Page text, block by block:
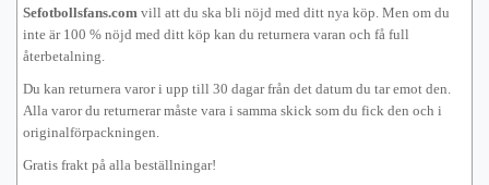
Sefotbollsfans.com vill att du ska bli nöjd med ditt nya köp. Men om du
inte är 100 % nöjd med ditt köp kan du returnera varan och få full
återbetalning.
Du kan returnera varor i upp till 30 dagar från det datum du tar emot den.
Alla varor du returnerar måste vara i samma skick som du fick den och i
originalförpackningen.
Gratis frakt på alla beställningar!